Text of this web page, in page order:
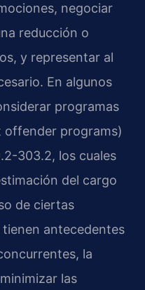
negociar
reducción o
y representar al
En algunos
programas
programs)
303.2, los cuales
del cargo
de ciertas
antecedentes
la
las